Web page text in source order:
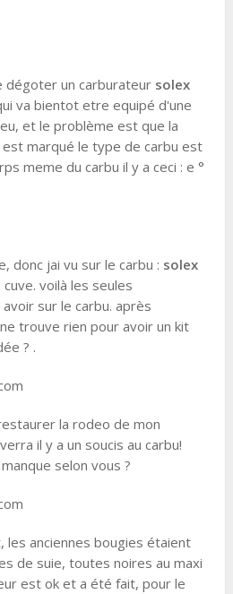
dégoter un carburateur solex
va bientot etre equipé d'une
et le problème est que la
marqué le type de carbu est
meme du carbu il y a ceci : e °
donc jai vu sur le carbu : solex
voilà les seules
sur le carbu. après
trouve rien pour avoir un kit
? .
la rodeo de mon
il y a un soucis au carbu!
selon vous ?
les anciennes bougies étaient
de suie, toutes noires au maxi
est ok et a été fait, pour le